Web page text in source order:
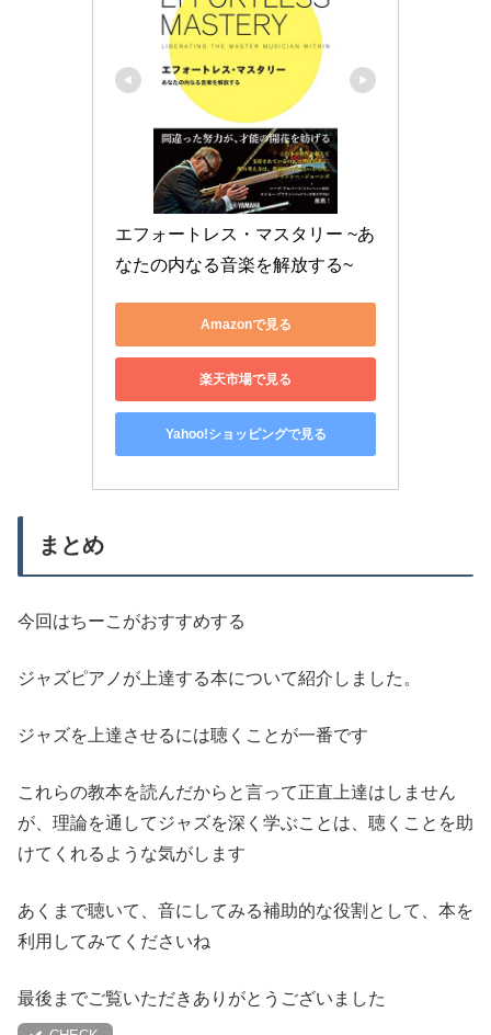
エフォートレス・マスタリー ~あ
なたの内なる音楽を解放する~
Amazonで見る
楽天市場で見る
Yahoo!ショッピングで見る
まとめ
今回はちーこがおすすめする
ジャズピアノが上達する本について紹介しました。
ジャズを上達させるには聴くことが一番です
これらの教本を読んだからと言って正直上達はしません
が、理論を通してジャズを深く学ぶことは、聴くことを助
けてくれるような気がします
あくまで聴いて、音にしてみる補助的な役割として、本を
利用してみてくださいね
最後までご覧いただきありがとうございました